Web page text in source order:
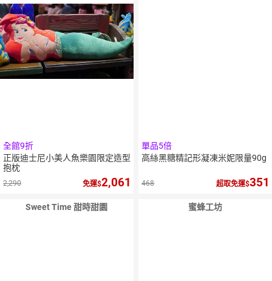
全館9折
正版迪士尼小美人魚樂園限定造型
抱枕
2,290 免運 2,061
單品5倍
高絲黑糖精記形凝凍米妮限量90g
468 超取免運 351
Sweet Time 甜時甜園 蜜蜂工坊